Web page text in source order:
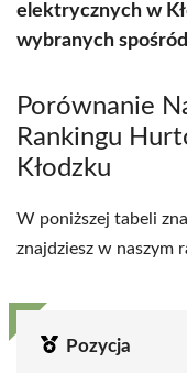
elektrycznych w
wybranych
Porównanie
Rankingu
Kłodzku
W poniższej tabeli
znajdziesz w naszym
Pozycja